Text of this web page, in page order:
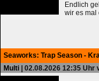
Endlich
wir es mal
Seaworks: Trap Season -
Multi | 02.08.2026 12:35 Uhr